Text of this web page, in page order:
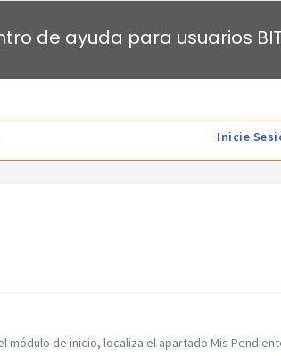
de ayuda para usuarios
Inicie
módulo de inicio, localiza el apartado Mis